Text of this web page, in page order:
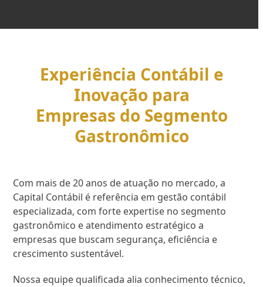
Experiência Contábil e
Inovação para
Empresas do Segmento
Gastronômico
Com mais de 20 anos de atuação no mercado, a
Capital Contábil é referência em gestão contábil
especializada, com forte expertise no segmento
gastronômico e atendimento estratégico a
empresas que buscam segurança, eficiência e
crescimento sustentável.
Nossa equipe qualificada alia conhecimento técnico,